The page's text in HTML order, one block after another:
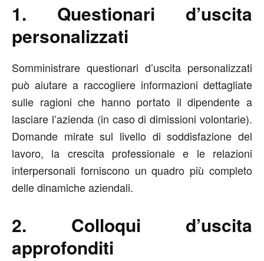
1. Questionari d’uscita
personalizzati
Somministrare questionari d’uscita personalizzati
può aiutare a raccogliere informazioni dettagliate
sulle ragioni che hanno portato il dipendente a
lasciare l’azienda (in caso di dimissioni volontarie).
Domande mirate sul livello di soddisfazione del
lavoro, la crescita professionale e le relazioni
interpersonali forniscono un quadro più completo
delle dinamiche aziendali.
2. Colloqui d’uscita
approfonditi